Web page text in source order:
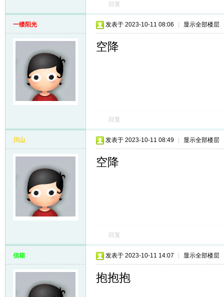
回复
一缕阳光 发表于 2023-10-11 08:06 显示全部楼层
空降
回复
川山 发表于 2023-10-11 08:49 显示全部楼层
空降
回复
信箱 发表于 2023-10-11 14:07 显示全部楼层
抱抱抱